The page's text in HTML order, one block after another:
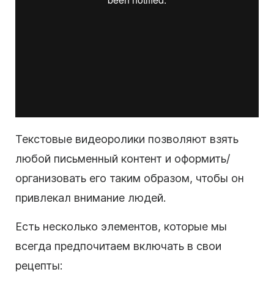
Текстовые видеоролики позволяют взять
любой письменный контент и оформить/
организовать его таким образом, чтобы он
привлекал внимание людей.
Есть несколько элементов, которые мы
всегда предпочитаем включать в свои
рецепты: